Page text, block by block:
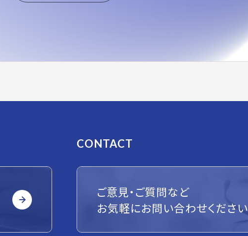
CONTACT
ご意見・ご質問など
お気軽にお問い合わせください